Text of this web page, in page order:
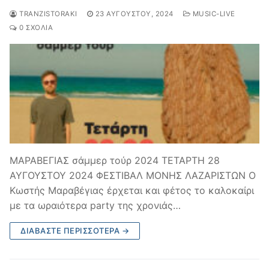
TRANZISTORAKI 23 ΑΥΓΟΎΣΤΟΥ, 2024
MUSIC-LIVE
0 ΣΧΌΛΙΑ
ΜΑΡΑΒΕΓΙΑΣ σάμμερ τούρ 2024 ΤΕΤΑΡΤΗ 28
ΑΥΓΟΥΣΤΟΥ 2024 ΦΕΣΤΙΒΑΛ ΜΟΝΗΣ ΛΑΖΑΡΙΣΤΩΝ Ο
Κωστής Μαραβέγιας έρχεται και φέτος το καλοκαίρι
με τα ωραιότερα party της χρονιάς…
ΔΙΑΒΆΣΤΕ ΠΕΡΙΣΣΌΤΕΡΑ →